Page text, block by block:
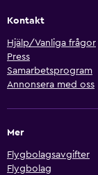
Kontakt
Hjälp/Vanliga frågor
Press
Samarbetsprogram
Annonsera med oss
Mer
Flygbolagsavgifter
Flygbolag